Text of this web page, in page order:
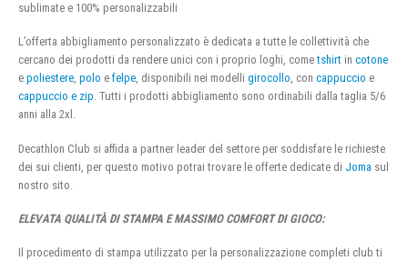
sublimate e 100% personalizzabili
L’offerta abbigliamento personalizzato è dedicata a tutte le collettività che
cercano dei prodotti da rendere unici con i proprio loghi, cometshirt in cotone
e poliestere, polo e felpe, disponibili nei modelli girocollo, con cappuccio e
cappuccio e zip. Tutti i prodotti abbigliamento sono ordinabili dalla taglia 5/6
anni alla 2xl.
Decathlon Club si affida a partner leader del settore per soddisfare le richieste
dei sui clienti, per questo motivo potrai trovare le offerte dedicate di Joma sul
nostro sito.
ELEVATA QUALITÀ DI STAMPA E MASSIMO COMFORT DI GIOCO:
Il procedimento di stampa utilizzato per la personalizzazione completi club ti